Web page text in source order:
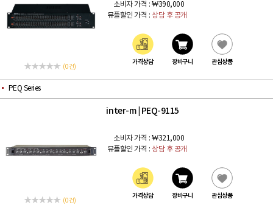
(0 건)
소비자 가격 : ₩390,000
뮤플할인 가격 : 상담 후 공개
가격상담 장바구니 관심상품
PEQ Series
(0 건)
inter-m PEQ-9115
소비자 가격 : ₩321,000
뮤플할인 가격 : 상담 후 공개
가격상담 장바구니 관심상품